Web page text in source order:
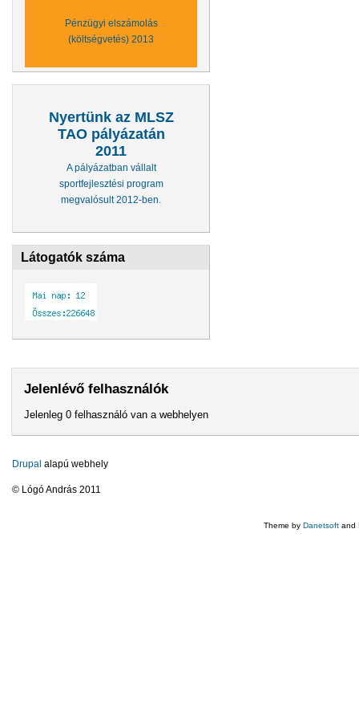
Pénzügyi elszámolás
(költségvetés) 2013
Nyertünk az MLSZ
TAO pályázatán
2011
A pályázatban vállalt
sportfejlesztési program
megvalósult 2012-ben.
Látogatók száma
Jelenlévő felhasználók
Jelenleg 0 felhasználó van a webhelyen
Drupal alapú webhely
© Lógó András 2011
Theme by Danetsoft and